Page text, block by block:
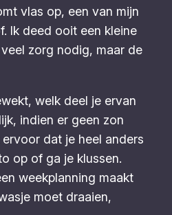
vlas op, een van mijn
Ik deed ooit een kleine
zorg nodig, maar de
welk deel je ervan
indien er geen zon
dat je heel anders
op of ga je klussen.
weekplanning maakt
moet draaien,